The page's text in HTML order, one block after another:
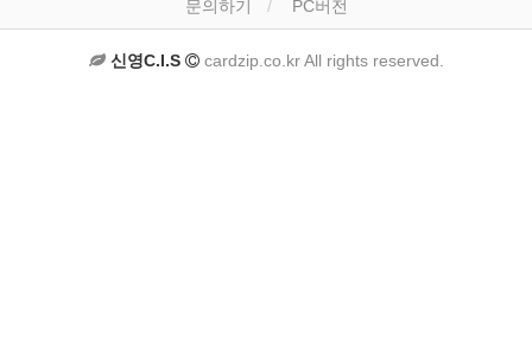
문의하기 PC버전
신영C.I.S cardzip.co.kr All rights reserved.